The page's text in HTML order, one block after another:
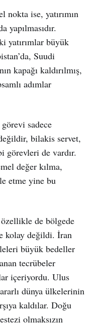
ise, yatırımın
yapılmasıdır.
yatırımlar büyük
Suudi
kapağı kaldırılmış,
adımlar
sadece
bilakis servet,
görevleri de vardır.
değer kılma,
etme yine bu
de bölgede
kolay değildi. İran
büyük bedeller
tecrübeler
içeriyordu. Ulus
dünya ülkelerinin
kaldılar. Doğu
olmaksızın